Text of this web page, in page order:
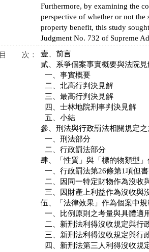
Furthermore, by examining the
perspective of whether or not
property benefit, this study
Judgment No. 732 of Supreme
目 次：
壹、前言
貳、系爭個案事實概要與法院見
一、事實概要
二、北高行判決見解
三、最高行判決見解
四、士林地院刑事判決見解
五、小結
參、刑法與行政罰法相關規定
一、刑法部分
二、行政罰法部分
肆、「性質」與「標的物類型
一、行政罰法第26條第1項但
二、因同一特定財物作為沒收
三、因財產上利益作為沒收與
伍、「法律效果」作為個案中
一、比例原則之考量與具體適
二、新刑法利得沒收規定與行
三、新刑法利得沒收規定與行
四、新刑法第三人利得沒收規